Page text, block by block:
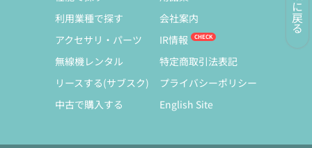
利用業種で探す
アクセサリ・パーツ
無線機レンタル
リースする(サブスク)
中古で購入する
会社案内
IR情報
特定商取引法表記
プライバシーポリシー
English Site